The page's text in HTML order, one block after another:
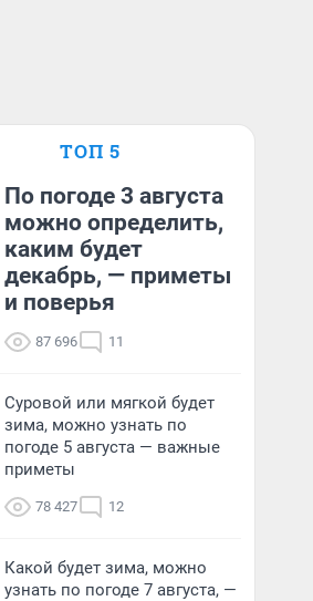
ТОП 5
По погоде 3 августа
можно определить,
каким будет
декабрь, — приметы
и поверья
87 696 11
Суровой или мягкой будет
зима, можно узнать по
погоде 5 августа — важные
приметы
78 427 12
Какой будет зима, можно
узнать по погоде 7 августа, —